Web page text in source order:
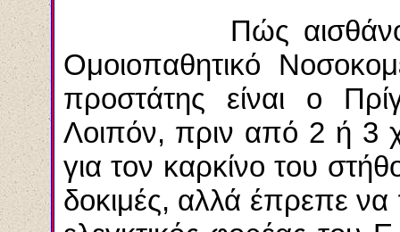
Πώς αισθάνομαι
Ομοιοπαθητικό
προστάτης είναι ο
Λοιπόν, πριν από 2 ή 3
για τον καρκίνο του
δοκιμές, αλλά έπρεπε